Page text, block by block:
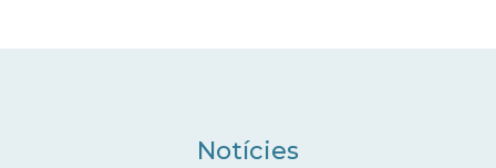
Notícies